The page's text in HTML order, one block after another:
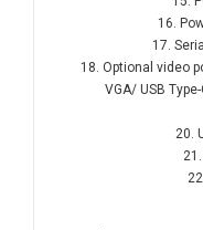
16.
17.
18. Optional video
VGA/ USB
20.